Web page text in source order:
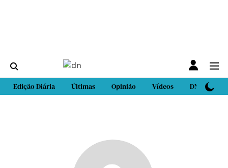
Edição Diária Últimas Opinião Vídeos DN Sport